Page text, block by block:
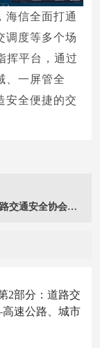
海信全面打通
调度等多个场
挥平台，通过
、一屏管全
安全便捷的交
上海市道路交通安全协会协办上海市第五届优秀原创交通安全校园歌曲征集活动
2部分：道路交
速公路、城市